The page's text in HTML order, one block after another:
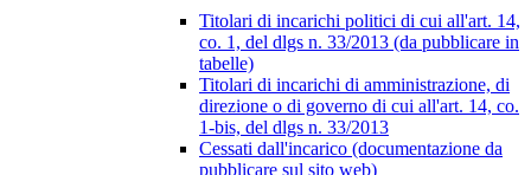
Titolari di incarichi politici di cui all'art. 14,
co. 1, del dlgs n. 33/2013 (da pubblicare in
tabelle)
Titolari di incarichi di amministrazione, di
direzione o di governo di cui all'art. 14, co.
1-bis, del dlgs n. 33/2013
Cessati dall'incarico (documentazione da
pubblicare sul sito web)